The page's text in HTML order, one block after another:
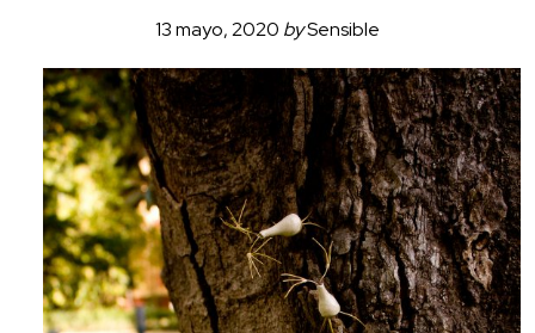
13 mayo, 2020 bySensible